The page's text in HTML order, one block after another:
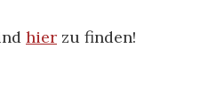
hier zu finden!